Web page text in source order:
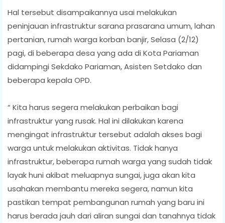
Hal tersebut disampaikannya usai melakukan
peninjauan infrastruktur sarana prasarana umum, lahan
pertanian, rumah warga korban banjir, Selasa (2/12)
pagi, di beberapa desa yang ada di Kota Pariaman
didampingi Sekdako Pariaman, Asisten Setdako dan
beberapa kepala OPD.
“ Kita harus segera melakukan perbaikan bagi
infrastruktur yang rusak. Hal ini dilakukan karena
mengingat infrastruktur tersebut adalah akses bagi
warga untuk melakukan aktivitas. Tidak hanya
infrastruktur, beberapa rumah warga yang sudah tidak
layak huni akibat meluapnya sungai, juga akan kita
usahakan membantu mereka segera, namun kita
pastikan tempat pembangunan rumah yang baru ini
harus berada jauh dari aliran sungai dan tanahnya tidak